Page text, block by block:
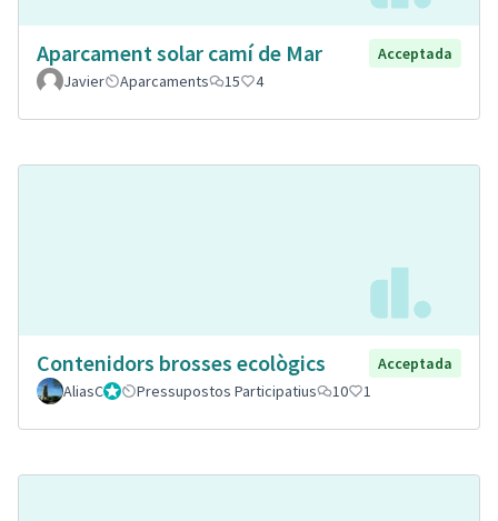
Aparcament solar camí de Mar
Acceptada
Javier
Aparcaments 15 4
Contenidors brosses ecològics
Acceptada
AliasCGestorPressupostos Participatius 10 1